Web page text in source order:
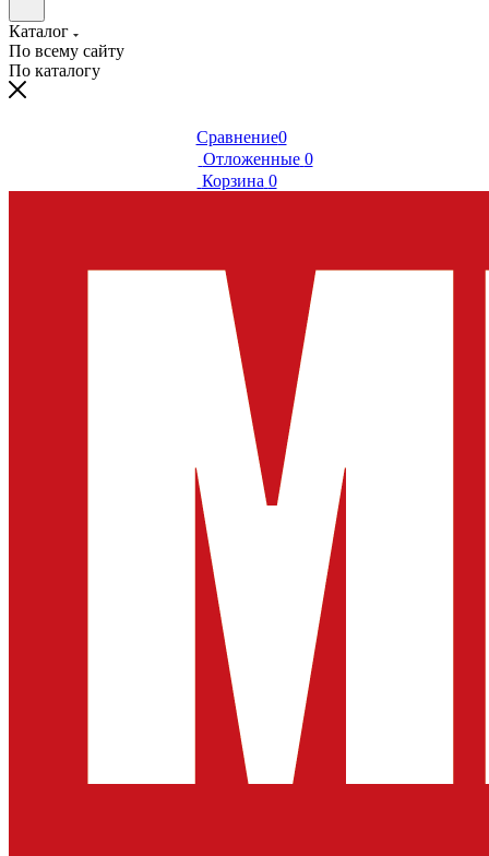
Каталог
По всему сайту
По каталогу
Сравнение0
Отложенные 0
Корзина 0